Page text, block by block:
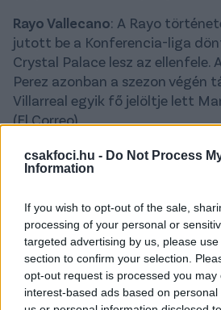
csakfoci.hu - Do Not Process
Information
If you wish to opt-out of the sale,
processing of your personal or
targeted advertising by us, please
section to confirm your selection.
opt-out request is processed you may
interest-based ads based on
Rayo Vallecano: A Rayo
jutott be a Konferencia-liga
Crystal Palace lesz az ellenfele.
Perez azonban a szezon végén
Villarreal egyik fő jelöltje lett
(El Correo)
OLASZORSZÁG
szerződése után a Barcelona
München ajánlatára vár.
NÉMETORSZÁG
Bayern München : A Bayern